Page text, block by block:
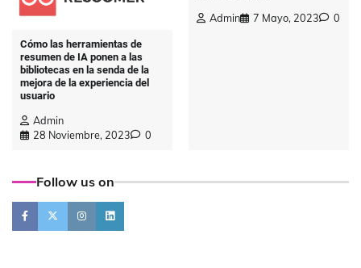
Cómo las herramientas de
resumen de IA ponen a las
bibliotecas en la senda de la
mejora de la experiencia del
usuario
Admin
28 Noviembre, 2023
0
Admin 7 Mayo, 2023 0
Follow us on